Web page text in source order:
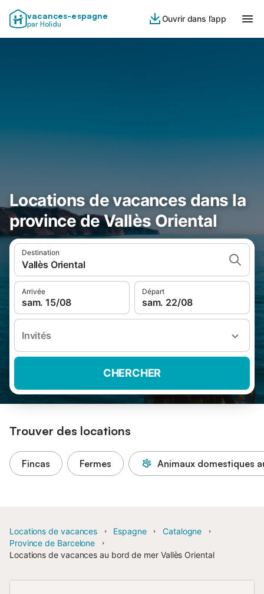
vacances-espagne
par Holidu
Ouvrir dans l’app
Locations de vacances dans la
province de Vallès Oriental
Destination
Vallès Oriental
Arrivée
sam. 15/08
Départ
sam. 22/08
Invités
CHERCHER
Trouver des locations
Fincas Fermes Animaux domestiques
Locations de vacances Espagne
Catalogne
Province de Barcelone
Locations de vacances au bord de mer Vallès Oriental